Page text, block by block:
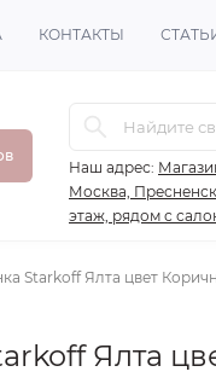
КОНТАКТЫ
Наш адрес:
Москва,
этаж, рядом с
Starkoff Ялта цвет
Ялта